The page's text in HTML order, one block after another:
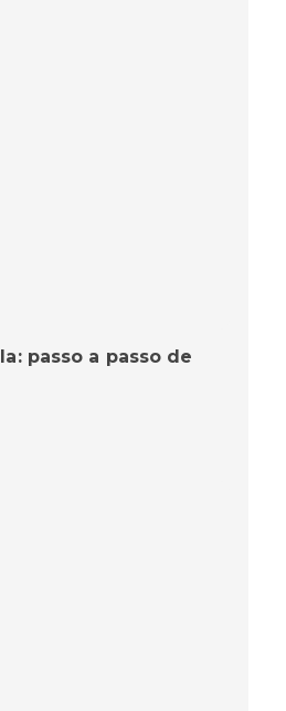
passo a passo de